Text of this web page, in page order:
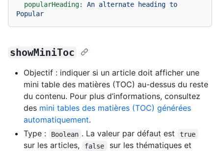
popularHeading:
An alternate heading to
Popular
showMiniToc
Objectif : indiquer si un article doit afficher une
mini table des matières (TOC) au-dessus du reste
du contenu. Pour plus d’informations, consultez
des mini tables des matières (TOC) générées
automatiquement.
Type :
Boolean . La valeur par défaut est true
sur les articles, false sur les thématiques et